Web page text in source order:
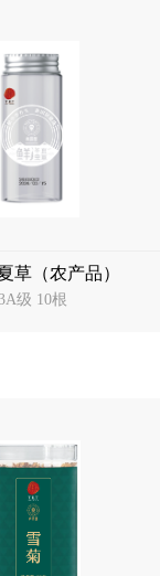
草（农产品）
级 10根